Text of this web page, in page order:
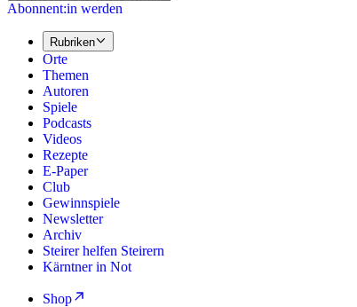
Abonnent:in werden
Rubriken
Orte
Themen
Autoren
Spiele
Podcasts
Videos
Rezepte
E-Paper
Club
Gewinnspiele
Newsletter
Archiv
Steirer helfen Steirern
Kärntner in Not
Shop